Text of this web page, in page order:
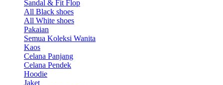
Sandal & Fit Flop
All Black shoes
All White shoes
Pakaian
Semua Koleksi Wanita
Kaos
Celana Panjang
Celana Pendek
Hoodie
Jaket